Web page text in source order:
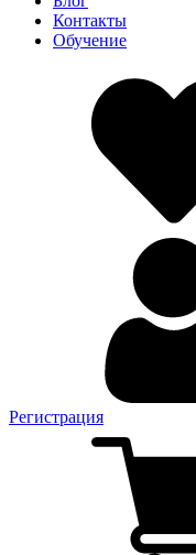
Контакты
Обучение
Регистрация